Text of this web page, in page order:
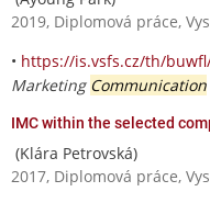
2019, Diplomová práce,
• https://is.vsfs.cz/th/
Marketing Communication
IMC within the selected
(Klára Petrovská)
2017, Diplomová práce,